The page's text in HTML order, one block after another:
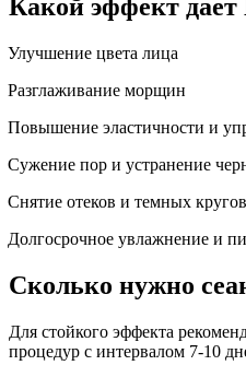
Какой эффект
Улучшение цвета лица
Разглаживание морщин
Повышение эластичности и
Сужение пор и устранение
Снятие отеков и темных
Долгосрочное увлажнение и
Сколько нужно
Для стойкого эффекта
процедур с интервалом 7-10